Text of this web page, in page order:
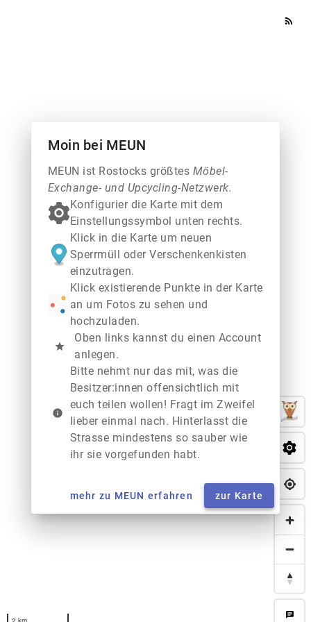
rss_feed
chat
Moin bei MEUN
MEUN ist Rostocks größtes Möbel-
Exchange- und Upcycling-Netzwerk.
Konfigurier die Karte mit dem
Einstellungssymbol unten rechts.
Klick in die Karte um neuen
Sperrmüll oder Verschenkenkisten
einzutragen.
Klick existierende Punkte in der Karte
an um Fotos zu sehen und
hochzuladen.
star
Oben links kannst du einen Account
anlegen.
info
Bitte nehmt nur das mit, was die
Besitzer:innen offensichtlich mit
euch teilen wollen! Fragt im Zweifel
lieber einmal nach. Hinterlasst die
Strasse mindestens so sauber wie
ihr sie vorgefunden habt.
mehr zu MEUN erfahren zur Karte